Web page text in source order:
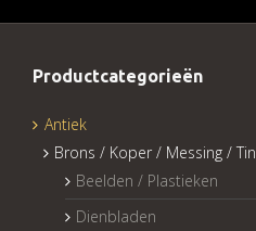
Productcategorieën
Antiek
Brons / Koper / Messing / Tin
Beelden / Plastieken
Dienbladen